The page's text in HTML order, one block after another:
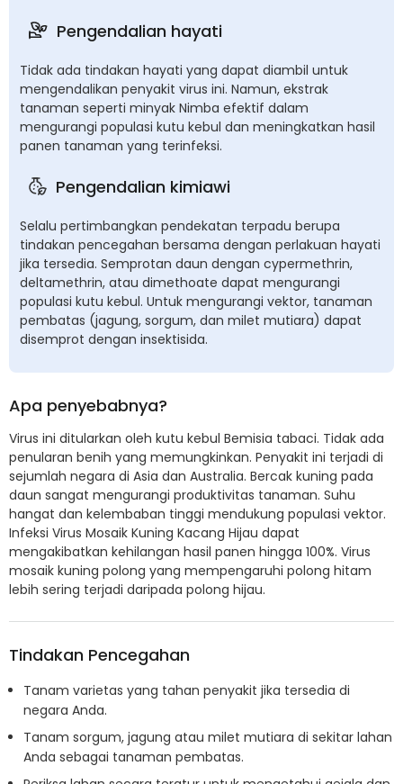
Pengendalian hayati
Tidak ada tindakan hayati yang dapat diambil untuk
mengendalikan penyakit virus ini. Namun, ekstrak
tanaman seperti minyak Nimba efektif dalam
mengurangi populasi kutu kebul dan meningkatkan hasil
panen tanaman yang terinfeksi.
Pengendalian kimiawi
Selalu pertimbangkan pendekatan terpadu berupa
tindakan pencegahan bersama dengan perlakuan hayati
jika tersedia. Semprotan daun dengan cypermethrin,
deltamethrin, atau dimethoate dapat mengurangi
populasi kutu kebul. Untuk mengurangi vektor, tanaman
pembatas (jagung, sorgum, dan milet mutiara) dapat
disemprot dengan insektisida.
Apa penyebabnya?
Virus ini ditularkan oleh kutu kebul Bemisia tabaci. Tidak ada
penularan benih yang memungkinkan. Penyakit ini terjadi di
sejumlah negara di Asia dan Australia. Bercak kuning pada
daun sangat mengurangi produktivitas tanaman. Suhu
hangat dan kelembaban tinggi mendukung populasi vektor.
Infeksi Virus Mosaik Kuning Kacang Hijau dapat
mengakibatkan kehilangan hasil panen hingga 100%. Virus
mosaik kuning polong yang mempengaruhi polong hitam
lebih sering terjadi daripada polong hijau.
Tindakan Pencegahan
Tanam varietas yang tahan penyakit jika tersedia di
negara Anda.
Tanam sorgum, jagung atau milet mutiara di sekitar lahan
Anda sebagai tanaman pembatas.